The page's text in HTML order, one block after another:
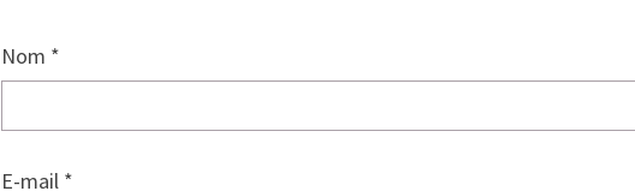
Nom *
E-mail *